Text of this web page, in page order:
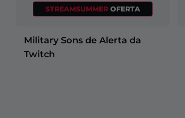
STREAMSUMMER OFERTA
Military Sons de Alerta da
Twitch